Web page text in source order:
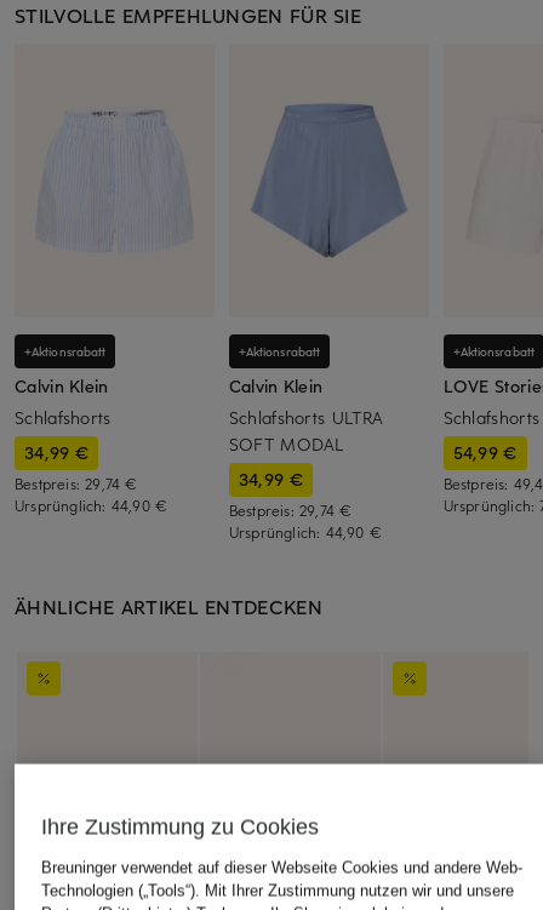
STILVOLLE EMPFEHLUNGEN FÜR SIE
+Aktionsrabatt
Calvin Klein
Schlafshorts
34,99 €
Bestpreis:29,74 €
Ursprünglich: 44,90 €
+Aktionsrabatt
Calvin Klein
Schlafshorts ULTRA
SOFT MODAL
34,99 €
Bestpreis: 29,74 €
Ursprünglich: 44,90 €
+Aktionsrabatt
LOVE
54,99 €
Bestpreis:
Ursprünglich:
ÄHNLICHE ARTIKEL ENTDECKEN
Ihre Zustimmung zu Cookies
Breuninger verwendet auf dieser Webseite Cookies und andere Web-
Technologien („Tools“). Mit Ihrer Zustimmung nutzen wir und unsere